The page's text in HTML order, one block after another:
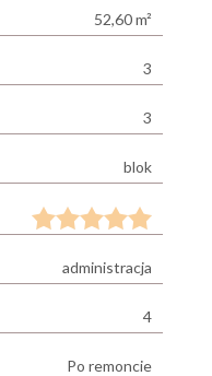
52,60 m²
3
3
blok
administracja
4
Po remoncie